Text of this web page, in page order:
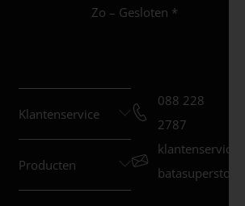
Zo – Gesloten *
Klantenservice
Producten
088 228
2787